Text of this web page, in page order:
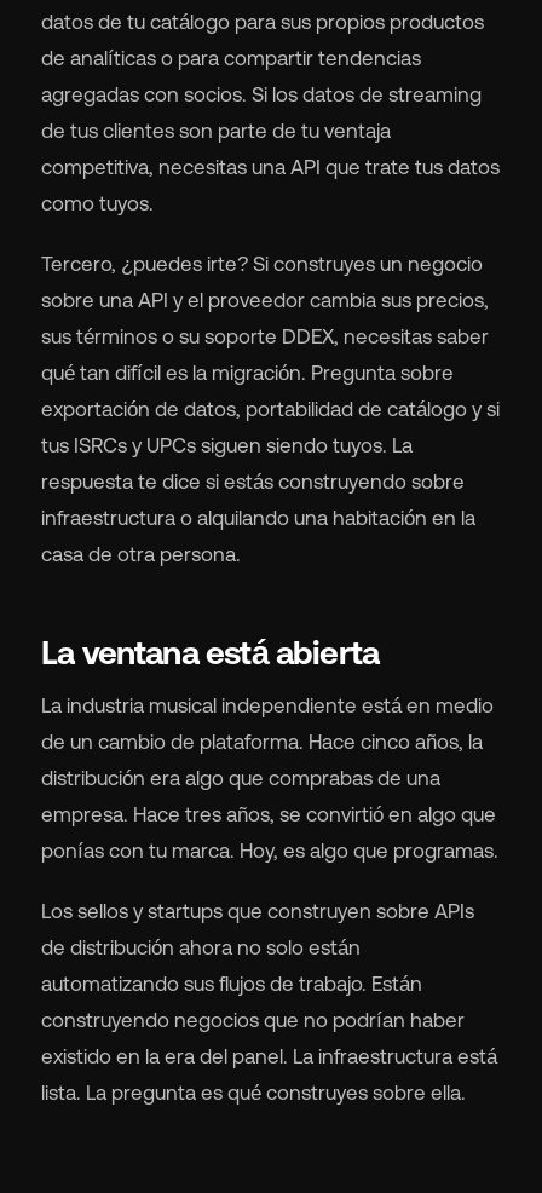
datos de tu catálogo para sus propios productos
de analíticas o para compartir tendencias
agregadas con socios. Si los datos de streaming
de tus clientes son parte de tu ventaja
competitiva, necesitas una API que trate tus datos
como tuyos.
Tercero, ¿puedes irte? Si construyes un negocio
sobre una API y el proveedor cambia sus precios,
sus términos o su soporte DDEX, necesitas saber
qué tan difícil es la migración. Pregunta sobre
exportación de datos, portabilidad de catálogo y si
tus ISRCs y UPCs siguen siendo tuyos. La
respuesta te dice si estás construyendo sobre
infraestructura o alquilando una habitación en la
casa de otra persona.
La ventana está abierta
La industria musical independiente está en medio
de un cambio de plataforma. Hace cinco años, la
distribución era algo que comprabas de una
empresa. Hace tres años, se convirtió en algo que
ponías con tu marca. Hoy, es algo que programas.
Los sellos y startups que construyen sobre APIs
de distribución ahora no solo están
automatizando sus flujos de trabajo. Están
construyendo negocios que no podrían haber
existido en la era del panel. La infraestructura está
lista. La pregunta es qué construyes sobre ella.